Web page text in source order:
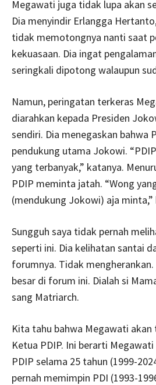
Megawati juga tidak lupa akan
Dia menyindir Erlangga
tidak memotongnya nanti saat
kekuasaan. Dia ingat
seringkali dipotong walaupun
Namun, peringatan terkeras
diarahkan kepada Presiden
sendiri. Dia menegaskan bahwa
pendukung utama Jokowi.
yang terbanyak,” katanya.
PDIP meminta jatah. “Wong
(mendukung Jokowi) aja minta,”
Sungguh saya tidak pernah
seperti ini. Dia kelihatan santai
forumnya. Tidak mengherankan.
besar di forum ini. Dialah si
sang Matriarch.
Kita tahu bahwa Megawati
Ketua PDIP. Ini berarti
PDIP selama 25 tahun (1999-
pernah memimpin PDI (1993-